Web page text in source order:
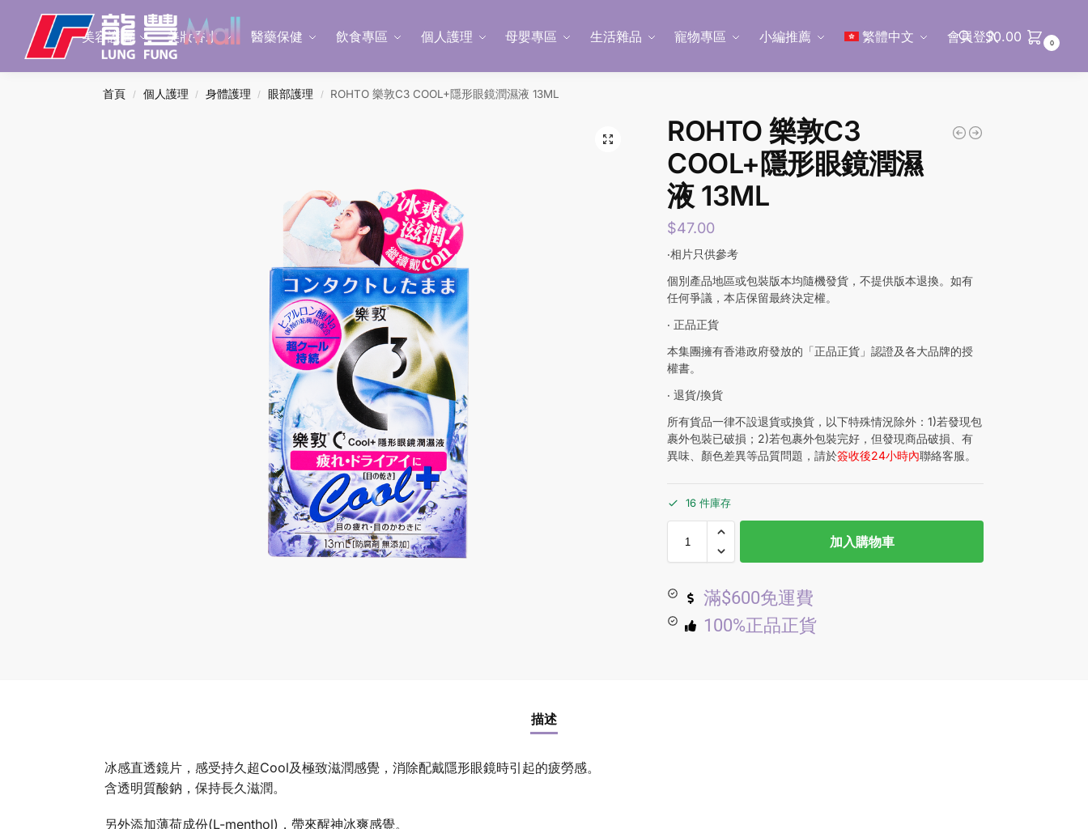
美容護膚 美妝香水 醫藥保健 飲食專區 個人護理 母嬰專區 生活雜品 寵物專區 小編推薦 繁體中文 會員登入
Search
$0.00 0
首頁 / 個人護理 / 身體護理 / 眼部護理 / ROHTO 樂敦C3 COOL+隱形眼鏡潤濕液 13ML
ROHTO 樂敦C3
COOL+隱形眼鏡潤濕
液 13ML
$47.00
‧相片只供參考
個別產品地區或包裝版本均隨機發貨，不提供版本退換。如有
任何爭議，本店保留最終決定權。
‧ 正品正貨
本集團擁有香港政府發放的「正品正貨」認證及各大品牌的授
權書。
‧ 退貨/換貨
所有貨品一律不設退貨或換貨，以下特殊情況除外：1)若發現包
裹外包裝已破損；2)若包裹外包裝完好，但發現商品破損、有
異味、顏色差異等品質問題，請於簽收後24小時內聯絡客服。
16 件庫存
加入購物車
滿$600免運費
100%正品正貨
描述
冰感直透鏡片，感受持久超Cool及極致滋潤感覺，消除配戴隱形眼鏡時引起的疲勞感。
含透明質酸鈉，保持長久滋潤。
另外添加薄荷成份(L-menthol)，帶來醒神冰爽感覺。